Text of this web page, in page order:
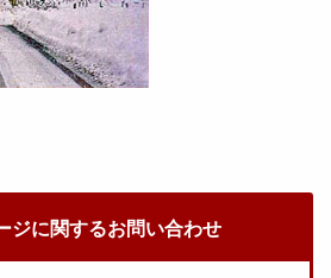
ジに関するお問い合わせ